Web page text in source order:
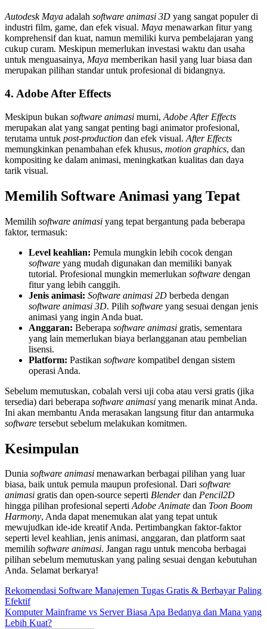
Autodesk Maya adalah software animasi 3D yang sangat populer di
industri film, game, dan efek visual. Maya menawarkan fitur yang
komprehensif dan kuat, namun memiliki kurva pembelajaran yang
cukup curam. Meskipun memerlukan investasi waktu dan usaha
untuk menguasainya, Maya memberikan hasil yang luar biasa dan
merupakan pilihan standar untuk profesional di bidangnya.
4. Adobe After Effects
Meskipun bukan software animasi murni, Adobe After Effects
merupakan alat yang sangat penting bagi animator profesional,
terutama untuk post-production dan efek visual. After Effects
memungkinkan penambahan efek khusus, motion graphics, dan
kompositing ke dalam animasi, meningkatkan kualitas dan daya
tarik visual.
Memilih Software Animasi yang Tepat
Memilih software animasi yang tepat bergantung pada beberapa
faktor, termasuk:
Level keahlian: Pemula mungkin lebih cocok dengan
software yang mudah digunakan dan memiliki banyak
tutorial. Profesional mungkin memerlukan software dengan
fitur yang lebih canggih.
Jenis animasi: Software animasi 2D berbeda dengan
software animasi 3D. Pilih software yang sesuai dengan jenis
animasi yang ingin Anda buat.
Anggaran: Beberapa software animasi gratis, sementara
yang lain memerlukan biaya berlangganan atau pembelian
lisensi.
Platform: Pastikan software kompatibel dengan sistem
operasi Anda.
Sebelum memutuskan, cobalah versi uji coba atau versi gratis (jika
tersedia) dari beberapa software animasi yang menarik minat Anda.
Ini akan membantu Anda merasakan langsung fitur dan antarmuka
software tersebut sebelum melakukan komitmen.
Kesimpulan
Dunia software animasi menawarkan berbagai pilihan yang luar
biasa, baik untuk pemula maupun profesional. Dari software
animasi gratis dan open-source seperti Blenderdan Pencil2D
hingga pilihan profesional sepertiAdobe Animate dan Toon Boom
Harmony, Anda dapat menemukan alat yang tepat untuk
mewujudkan ide-ide kreatif Anda. Pertimbangkan faktor-faktor
seperti level keahlian, jenis animasi, anggaran, dan platform saat
memilih software animasi. Jangan ragu untuk mencoba berbagai
pilihan sebelum memutuskan yang paling sesuai dengan kebutuhan
Anda. Selamat berkarya!
Navigasi
pos
Rekomendasi Software Manajemen Tugas Gratis & Berbayar Paling
Efektif
Komputer Mainframe vs Server Biasa Apa Bedanya dan Mana yang
Lebih Kuat?